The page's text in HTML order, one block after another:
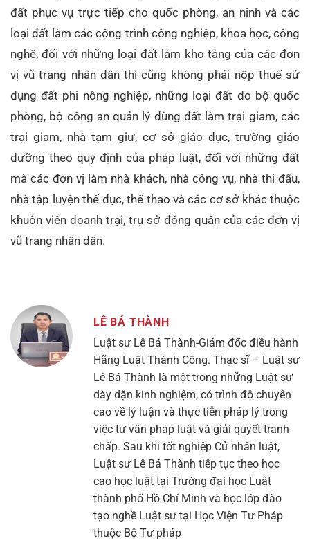
đất phục vụ trực tiếp cho quốc phòng, an ninh và các
loại đất làm các công trình công nghiệp, khoa học, công
nghệ, đối với những loại đất làm kho tàng của các đơn
vị vũ trang nhân dân thì cũng không phải nộp thuế sử
dụng đất phi nông nghiệp, những loại đất do bộ quốc
phòng, bộ công an quản lý dùng đất làm trại giam, các
trại giam, nhà tạm giư, cơ sở giáo dục, trường giáo
dưỡng theo quy định của pháp luật, đối với những đất
mà các đơn vị làm nhà khách, nhà công vụ, nhà thi đấu,
nhà tập luyện thể dục, thể thao và các cơ sở khác thuộc
khuôn viên doanh trại, trụ sở đóng quân của các đơn vị
vũ trang nhân dân.
LÊ BÁ THÀNH
Luật sư Lê Bá Thành-Giám đốc điều hành
Hãng Luật Thành Công. Thạc sĩ – Luật sư
Lê Bá Thành là một trong những Luật sư
dày dặn kinh nghiệm, có trình độ chuyên
cao về lý luận và thực tiễn pháp lý trong
việc tư vấn pháp luật và giải quyết tranh
chấp. Sau khi tốt nghiệp Cử nhân luật,
Luật sư Lê Bá Thành tiếp tục theo học
cao học luật tại Trường đại học Luật
thành phố Hồ Chí Minh và học lớp đào
tạo nghề Luật sư tại Học Viện Tư Pháp
thuộc Bộ Tư pháp